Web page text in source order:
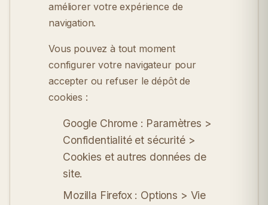
améliorer votre expérience de
navigation.
Vous pouvez à tout moment
configurer votre navigateur pour
accepter ou refuser le dépôt de
cookies :
Google Chrome : Paramètres >
Confidentialité et sécurité >
Cookies et autres données de
site.
Mozilla Firefox : Options > Vie